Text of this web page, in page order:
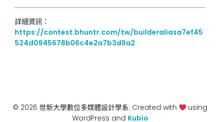
詳細資訊：
https://contest.bhuntr.com/tw/builderaliasa7ef45
524d0945678b06c4e2a7b3d9a2
© 2026 世新大學數位多媒體設計學系. Created with
using
WordPress and Kubio